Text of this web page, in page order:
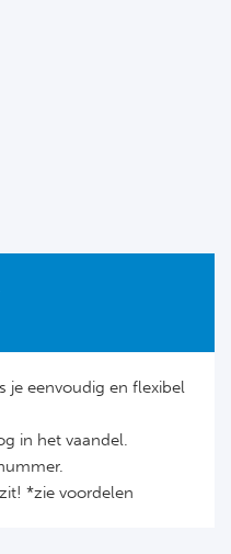
je eenvoudig en flexibel
in het vaandel.
*zie voordelen